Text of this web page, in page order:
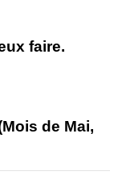
faire.​
de Mai,